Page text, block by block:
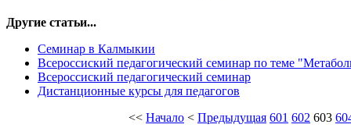
Другие статьи...
Семинар в Калмыкии
Всероссиский педагогический семинар по теме
Всероссиский педагогический семинар
Дистанционные курсы для педагогов
<< Начало < Предыдущая 601 602 603